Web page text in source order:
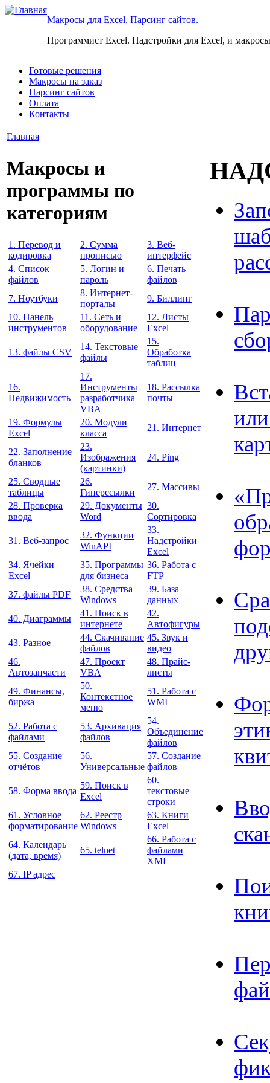
Макросы для Excel. Парсинг сайтов.
Программист Excel. Надстройки для Excel, и
Готовые решения
Макросы на заказ
Парсинг сайтов
Оплата
Контакты
Главная
Макросы и
программы по
категориям
1. Перевод и
кодировка
2. Сумма
прописью
3. Веб-
интерфейс
4. Список
файлов
5. Логин и
пароль
6. Печать
файлов
7. Ноутбуки
8. Интернет-
порталы
9. Биллинг
10. Панель
инструментов
11. Сеть и
оборудование
12. Листы
Excel
13. файлы CSV
14. Текстовые
файлы
15.
Обработка
таблиц
16.
Недвижимость
17.
Инструменты
разработчика
VBA
18. Рассылка
почты
19. Формулы
Excel
20. Модули
класса
21. Интернет
22. Заполнение
бланков
23.
Изображения
(картинки)
24. Ping
25. Сводные
таблицы
26.
Гиперссылки
27. Массивы
28. Проверка
ввода
29. Документы
Word
30.
Сортировка
31. Веб-запрос
32. Функции
WinAPI
33.
Надстройки
Excel
34. Ячейки
Excel
35. Программы
для бизнеса
36. Работа с
FTP
37. файлы PDF
38. Средства
Windows
39. База
данных
40. Диаграммы
41. Поиск в
интернете
42.
Автофигуры
43. Разное
44. Скачивание
файлов
45. Звук и
видео
46.
Автозапчасти
47. Проект
VBA
48. Прайс-
листы
49. Финансы,
биржа
50.
Контекстное
меню
51. Работа с
WMI
52. Работа с
файлами
53. Архивация
файлов
54.
Объединение
файлов
55. Создание
отчётов
56.
Универсальные
57. Создание
файлов
58. Форма ввода
59. Поиск в
Excel
60.
текстовые
строки
61. Условное
форматирование
62. Реестр
Windows
63. Книги
Excel
64. Календарь
(дата, время)
65. telnet
66. Работа с
файлами
XML
67. IP адрес